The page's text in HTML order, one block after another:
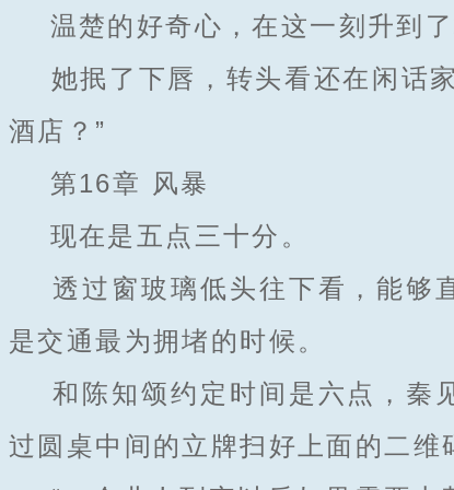
温楚的好奇心，在这一刻升到了
她抿了下唇，转头看还在闲话
酒店？”
第16章 风暴
现在是五点三十分。
透过窗玻璃低头往下看，能够
是交通最为拥堵的时候。
和陈知颂约定时间是六点，秦
过圆桌中间的立牌扫好上面的二